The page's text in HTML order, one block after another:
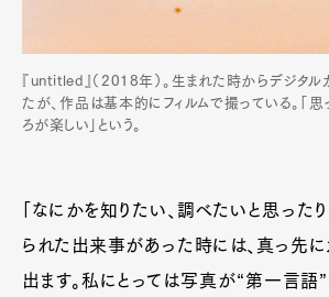
『untitled』（2018年）。生まれた時からデジタ
たが、作品は基本的にフィルムで撮っている。「
ろが楽しい」という。
「なにかを知りたい、調べたいと思った
られた出来事があった時には、真っ先に
出ます。私にとっては写真が“第一言語”